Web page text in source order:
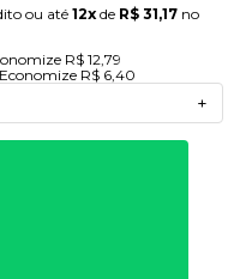
ou até 12xde R$ 31,17no
R$ 12,79
Economize R$ 6,40
+